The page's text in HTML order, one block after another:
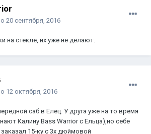
20 сентября, 2016
на стекле, их уже не делают.
12 октября, 2016
саб в Елец. У друга уже на то время
Калину Bass Warrior c Ельца),но себе
15-ку с 3х дюймовой